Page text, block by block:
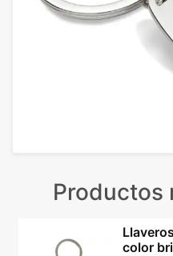
Productos
color